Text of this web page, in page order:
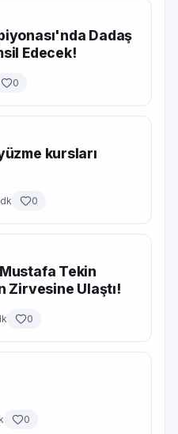
Dadaş
Edecek!
0
kursları
0
Tekin
Zirvesine Ulaştı!
0
0